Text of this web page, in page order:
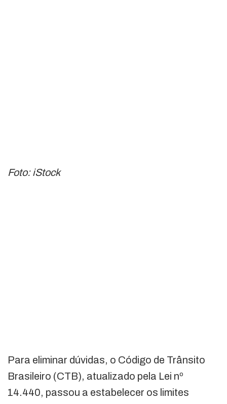
Foto: iStock
Para eliminar dúvidas, o Código de Trânsito
Brasileiro (CTB), atualizado pela Lei nº
14.440, passou a estabelecer os limites